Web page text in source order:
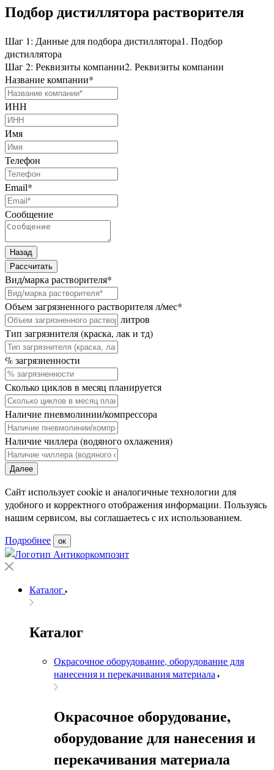
Подбор дистиллятора растворителя
Шаг 1: Данные для подбора дистиллятора1. Подбор
дистиллятора
Шаг 2: Реквизиты компании2. Реквизиты компании
Название компании*
ИНН
Имя
Телефон
Email*
Сообщение
Назад
Рассчитать
Вид/марка растворителя*
Объем загрязненного растворителя л/мес*
литров
Тип загрязнителя (краска, лак и тд)
% загрязненности
Сколько циклов в месяц планируется
Наличие пневмолинии/компрессора
Наличие чиллера (водяного охлажения)
Далее
Сайт использует cookie и аналогичные технологии для
удобного и корректного отображения информации. Пользуясь
нашим сервисом, вы соглашаетесь с их использованием.
Подробнее
ок
Каталог
Каталог
Окрасочное оборудование, оборудование для
нанесения и перекачивания материала
Окрасочное оборудование,
оборудование для нанесения и
перекачивания материала